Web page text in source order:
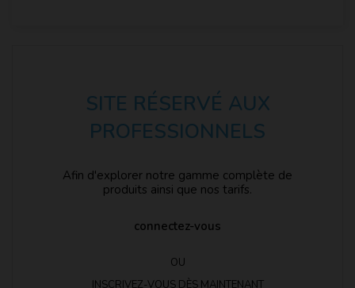
SITE RÉSERVÉ AUX
PROFESSIONNELS
Afin d'explorer notre gamme complète de
produits ainsi que nos tarifs.
connectez-vous
OU
INSCRIVEZ-VOUS DÈS MAINTENANT